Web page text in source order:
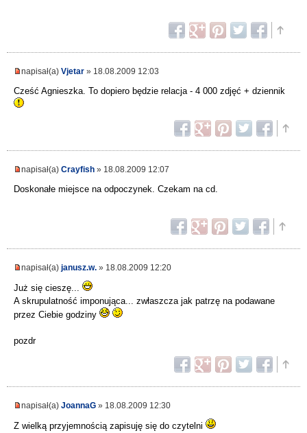
napisał(a) Vjetar » 18.08.2009 12:03
Cześć Agnieszka. To dopiero będzie relacja - 4 000 zdjęć + dziennik
napisał(a) Crayfish » 18.08.2009 12:07
Doskonałe miejsce na odpoczynek. Czekam na cd.
napisał(a) janusz.w. » 18.08.2009 12:20
Już się cieszę...
A skrupulatność imponująca... zwłaszcza jak patrzę na podawane
przez Ciebie godziny
pozdr
napisał(a) JoannaG » 18.08.2009 12:30
Z wielką przyjemnością zapisuję się do czytelni